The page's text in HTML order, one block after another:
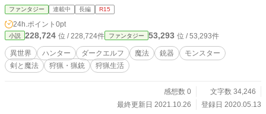
れる春人。 余所者が信頼を得てここで生存するには、狩人として力を示さな
ければならないようだ。 異世界へ飛ばされた新米ハンター春人は何とか生き
延び、店ごと一緒に飛ばされてきた銃砲店の社長と射撃部の先輩を守るため、愛
銃を手に未知の森へハンティングに向かう。 －－－が、待ち構えていたのは
見たこともないヤバげなモンスター達だった。 突然異世界に飛ばされ、ダーク
エルフ達とともに過酷な魔獣狩りをする羽目になった新米ハンター、春人の異世
界ハンティング奮闘記
ファンタジー 連載中 長編 R15
24h.ポイント 0pt
小説 228,724 位 / 228,724件 ファンタジー 53,293 位 / 53,293件
異世界 ハンター ダークエルフ 魔法 銃器
モンスター
剣と魔法
狩猟・猟銃 狩猟生活
感想数 0
文字数 34,246
最終更新日 2021.10.26
登録日 2020.05.13